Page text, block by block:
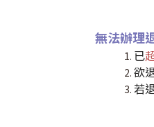
無法辦理
已
欲
若